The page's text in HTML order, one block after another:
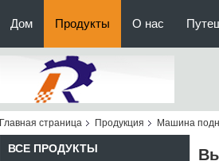
Дом Продукты О нас
Главная страница Продукция Машина
ВСЕ ПРОДУКТЫ